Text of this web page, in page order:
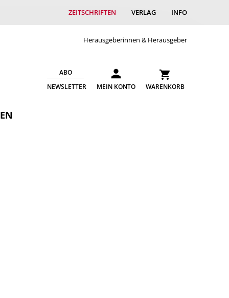
ZEITSCHRIFTEN VERLAG INFO
Herausgeberinnen & Herausgeber
ABO
NEWSLETTER
MEIN KONTO WARENKORB